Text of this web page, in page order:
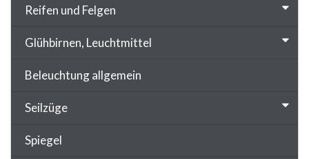
Reifen und Felgen
Glühbirnen, Leuchtmittel
Beleuchtung allgemein
Seilzüge
Spiegel